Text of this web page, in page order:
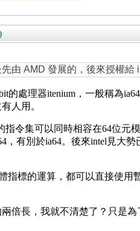
由 AMD 發展的，後來授權給
的處理器itenium，一般稱為
人用。
令集可以同時相容在64位
，有別於ia64。後來intel見大
指標的運算，都可以直接使
倍長，我就不清楚了？只是